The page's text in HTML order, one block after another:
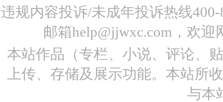
违规内容投诉/未成年投诉热线
邮箱help@jjwxc.com，欢
本站作品（专栏、小说、评论、
上传、存储及展示功能。本站所
与本